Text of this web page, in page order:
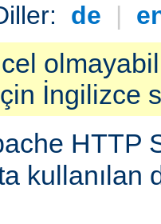
de |
İngilizce
HTTP
kullanılan